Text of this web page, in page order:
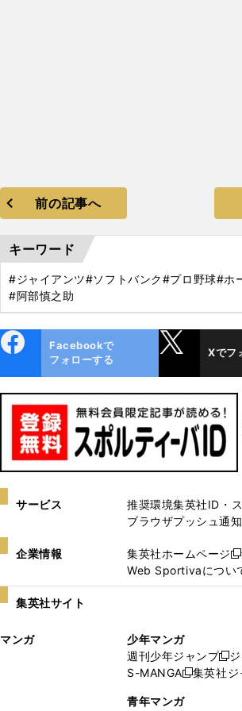
前の記事へ
キーワード
#ジャイアンツ#ソフトバンク#プロ野球#ホ
#阿部慎之助
ok
Facebookで
フォローする
Xでフ
サービス 推奨環境集英社ID・
ブラウザプッシュ通
企業情報 集英社ホームページ
新
し
い
ド
ウ
Web Sportivaについ
集英社サイト
マンガ
少年マンガ
週刊少年ジャンプ
新
し
S-MANGA
新
集英社ジ
青年マンガ